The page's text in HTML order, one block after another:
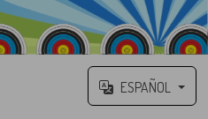
ESPAÑOL